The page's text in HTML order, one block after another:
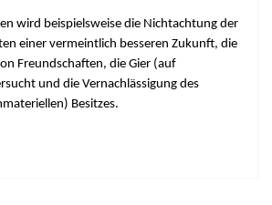
wird beispielsweise die Nichtachtung der
einer vermeintlich besseren Zukunft, die
Freundschaften, die Gier (auf
und die Vernachlässigung des
Besitzes.